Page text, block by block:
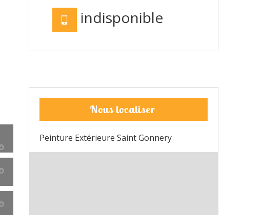
indisponible
Nous localiser
Peinture Extérieure Saint Gonnery